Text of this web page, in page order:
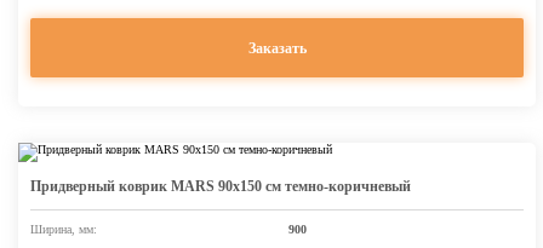
Заказать
Придверный коврик MARS 90х150 см темно-коричневый
Ширина, мм:
900